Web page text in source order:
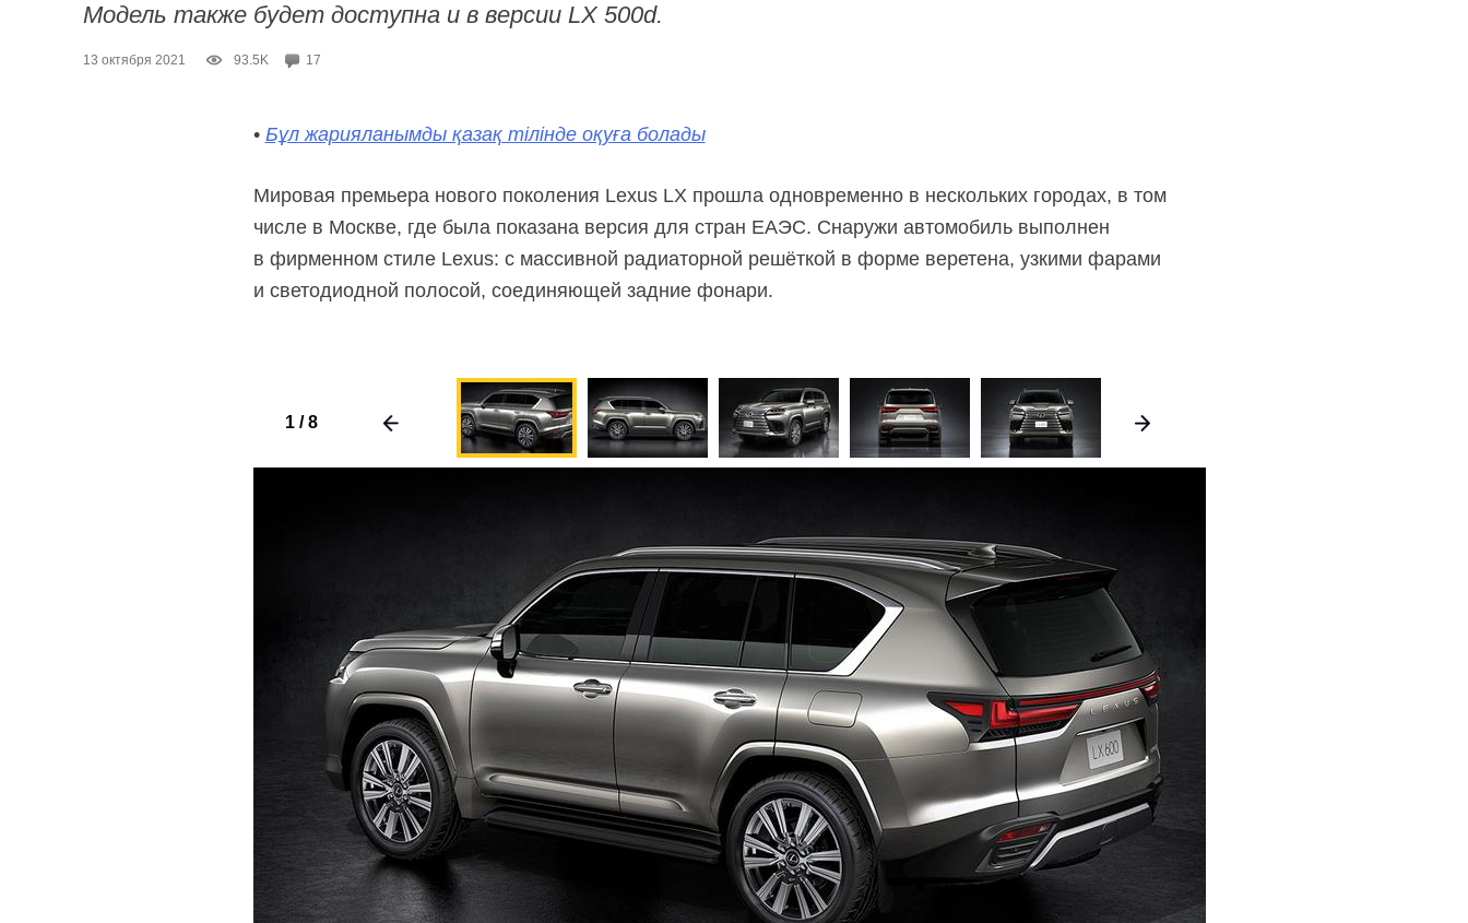
Модель также будет доступна и в версии LX 500d.
13 октября 2021 93.5K 17
• Бұл жарияланымды қазақ тілінде оқуға болады
Мировая премьера нового поколения Lexus LX прошла одновременно в нескольких городах, в том
числе в Москве, где была показана версия для стран ЕАЭС. Снаружи автомобиль выполнен
в фирменном стиле Lexus: с массивной радиаторной решёткой в форме веретена, узкими фарами
и светодиодной полосой, соединяющей задние фонари.
1/8